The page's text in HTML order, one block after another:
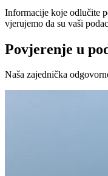
Informacije koje odlučite
vjerujemo da su vaši
Povjerenje u
Naša zajednička